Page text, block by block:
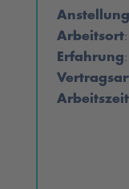
Anstellung
Arbeitsort:
Erfahrung: